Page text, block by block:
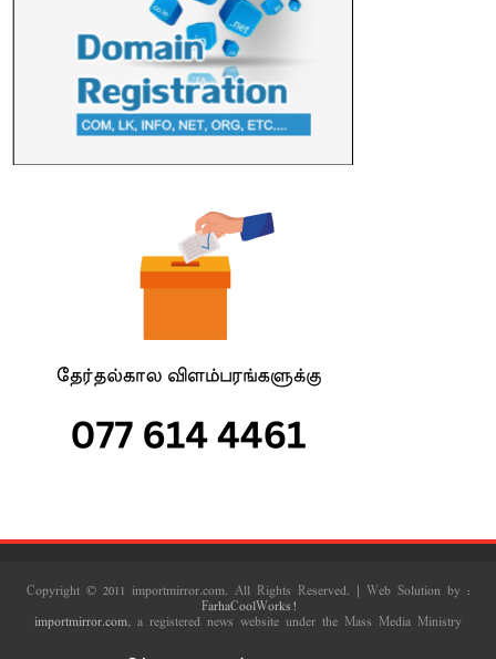
Copyright © 2011 importmirror.com. All Rights Reserved. | Web Solution by :
FarhaCoolWorks!
importmirror.com, a registered news website under the Mass Media Ministry